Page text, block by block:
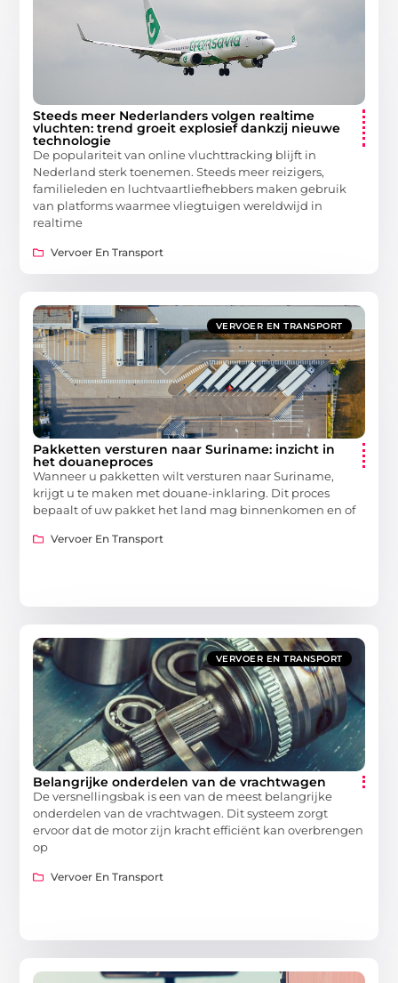
Steeds meer Nederlanders volgen realtime
vluchten: trend groeit explosief dankzij nieuwe
technologie
De populariteit van online vluchttracking blijft in
Nederland sterk toenemen. Steeds meer reizigers,
familieleden en luchtvaartliefhebbers maken gebruik
van platforms waarmee vliegtuigen wereldwijd in
realtime
Vervoer En Transport
VERVOER EN TRANSPORT
Pakketten versturen naar Suriname: inzicht in
het douaneproces
Wanneer u pakketten wilt versturen naar Suriname,
krijgt u te maken met douane-inklaring. Dit proces
bepaalt of uw pakket het land mag binnenkomen en of
Vervoer En Transport
VERVOER EN TRANSPORT
Belangrijke onderdelen van de vrachtwagen
De versnellingsbak is een van de meest belangrijke
onderdelen van de vrachtwagen. Dit systeem zorgt
ervoor dat de motor zijn kracht efficiënt kan overbrengen
op
Vervoer En Transport